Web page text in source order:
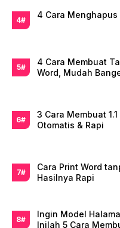
4 Cara Menghapus
4 Cara Membuat
Word, Mudah
3 Cara Membuat
Otomatis & Rapi
Cara Print Word
Hasilnya Rapi
Ingin Model
Inilah 5 Cara